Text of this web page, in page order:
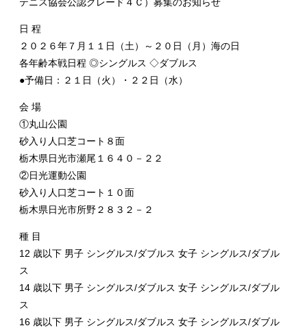
日 程
２０２６年７月１１日（土）～２０日（月）海の日
各年齢本戦日程 ◎シングルス ◇ダブルス
●予備日：２１日（火）・２２日（水）
会 場
①丸山公園
砂入り人口芝コート８面
栃木県日光市瀬尾１６４０－２２
②日光運動公園
砂入り人口芝コート１０面
栃木県日光市所野２８３２－２
種 目
12 歳以下 男子 シングルス/ダブルス 女子 シングルス/ダブル
ス
14 歳以下 男子 シングルス/ダブルス 女子 シングルス/ダブル
ス
16 歳以下 男子 シングルス/ダブルス 女子 シングルス/ダブル